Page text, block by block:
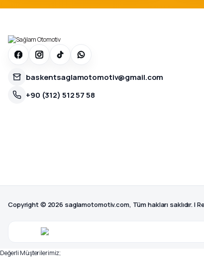
baskentsaglamotomotiv@gmail.com
+90 (312) 512 57 58
Copyright © 2026 saglamotomotiv.com, Tüm hakları saklıdır. |
Değerli Müşterilerimiz;